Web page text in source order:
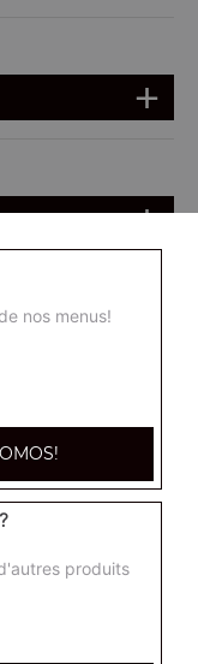
nos menus!
produits